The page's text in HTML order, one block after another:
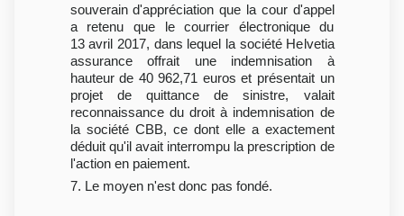
souverain d'appréciation que la cour d'appel
a retenu que le courrier électronique du
13 avril 2017, dans lequel la société Helvetia
assurance offrait une indemnisation à
hauteur de 40 962,71 euros et présentait un
projet de quittance de sinistre, valait
reconnaissance du droit à indemnisation de
la société CBB, ce dont elle a exactement
déduit qu'il avait interrompu la prescription de
l'action en paiement.
7. Le moyen n'est donc pas fondé.